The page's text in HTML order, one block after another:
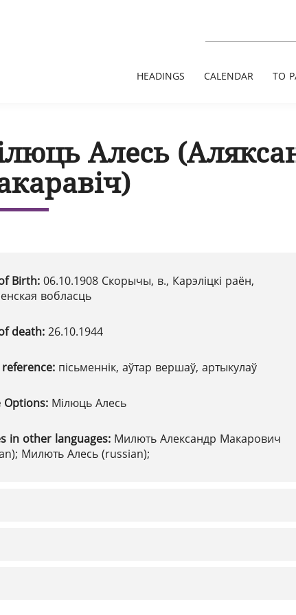
HEADINGS CALENDAR TO
Алесь
Birth: 06.10.1908 Скорычы, в., Карэліцкі раён,
вобласць
death: 26.10.1944
пісьменнік, аўтар вершаў, артыкулаў
Options: Мілюць Алесь
in other languages: Милють Александр Макарович
Милють Алесь (russian);